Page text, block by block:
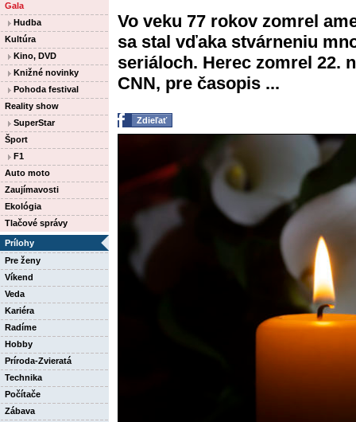
Gala
Hudba
Kultúra
Kino, DVD
Knižné novinky
Pohoda festival
Reality show
SuperStar
Šport
F1
Auto moto
Zaujímavosti
Ekológia
Tlačové správy
Prílohy
Pre ženy
Víkend
Veda
Kariéra
Radíme
Hobby
Príroda-Zvieratá
Technika
Počítače
Zábava
Vo veku 77 rokov zomrel
sa stal vďaka stvárneniu
seriáloch. Herec zomrel 22.
CNN, pre časopis ...
Zdieľať